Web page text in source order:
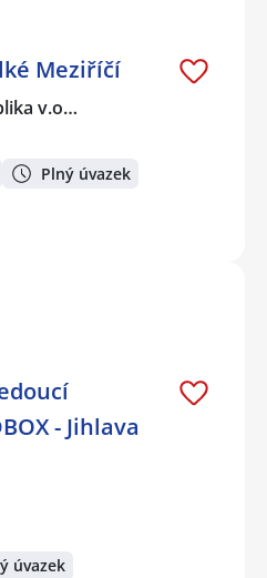
Meziříčí
v.o…
Plný úvazek
- Jihlava
úvazek